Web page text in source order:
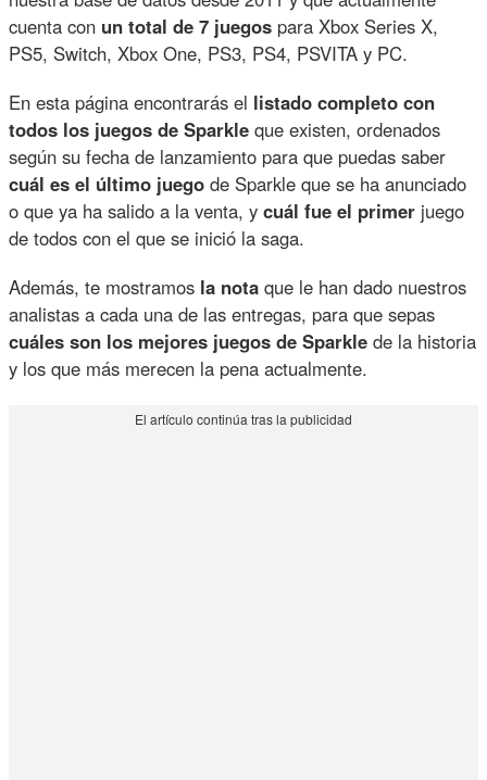
cuenta con un total de 7 juegos para Xbox Series X,
PS5, Switch, Xbox One, PS3, PS4, PSVITA y PC.
En esta página encontrarás el listado completo con
todos los juegos de Sparkle que existen, ordenados
según su fecha de lanzamiento para que puedas saber
cuál es el último juego de Sparkle que se ha anunciado
o que ya ha salido a la venta, ycuál fue el primer juego
de todos con el que se inició la saga.
Además, te mostramos la nota que le han dado nuestros
analistas a cada una de las entregas, para que sepas
cuáles son los mejores juegos de Sparkle de la historia
y los que más merecen la pena actualmente.